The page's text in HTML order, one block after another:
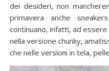
dei desideri, non
primavera anche
continuano, infatti, ad essere
nella versione chunky,
che nelle versioni in tela,